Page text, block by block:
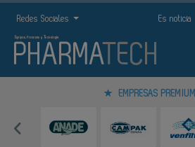
Redes Sociales Es noticia
EMPRESAS PREMIUM